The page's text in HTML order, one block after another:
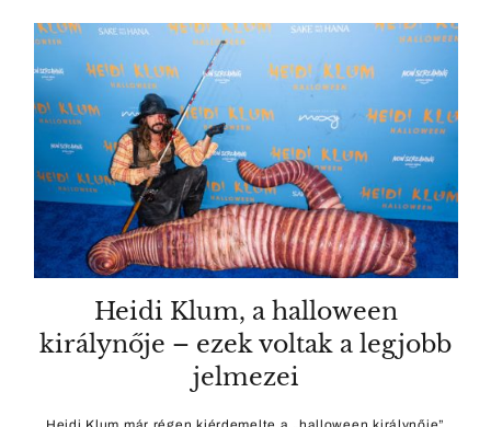
Heidi Klum, a halloween
királynője – ezek voltak a legjobb
jelmezei